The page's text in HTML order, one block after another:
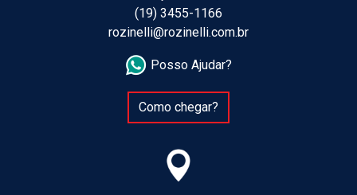
(19) 3455-1166
rozinelli@rozinelli.com.br
Posso Ajudar?
Como chegar?